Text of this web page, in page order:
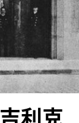
看》（
BE SEEN
中由鸟儿的啼
璃纤维和乐器
（2024）发出
（HUMAN
动的布帘以其